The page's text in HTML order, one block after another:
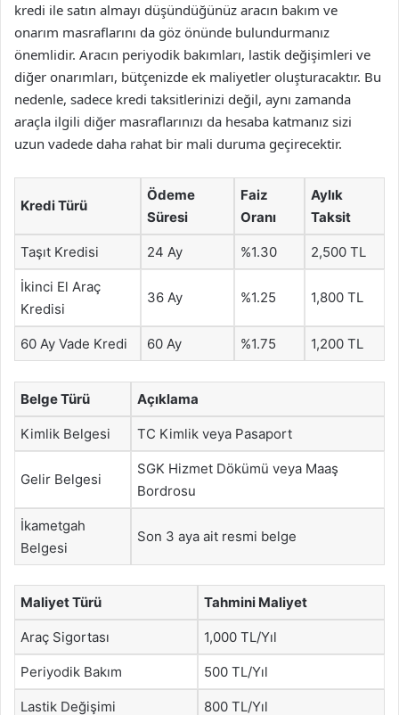
kredi ile satın almayı düşündüğünüz aracın bakım ve
onarım masraflarını da göz önünde bulundurmanız
önemlidir. Aracın periyodik bakımları, lastik değişimleri ve
diğer onarımları, bütçenizde ek maliyetler oluşturacaktır. Bu
nedenle, sadece kredi taksitlerinizi değil, aynı zamanda
araçla ilgili diğer masraflarınızı da hesaba katmanız sizi
uzun vadede daha rahat bir mali duruma geçirecektir.
Kredi Türü
Ödeme
Süresi
Faiz
Oranı
Aylık
Taksit
Taşıt Kredisi 24 Ay %1.30 2,500 TL
İkinci El Araç
Kredisi
36 Ay %1.25 1,800 TL
60 Ay Vade Kredi 60 Ay %1.75 1,200 TL
Belge Türü Açıklama
Kimlik Belgesi TC Kimlik veya Pasaport
Gelir Belgesi
SGK Hizmet Dökümü veya Maaş
Bordrosu
İkametgah
Belgesi
Son 3 aya ait resmi belge
Maliyet Türü Tahmini Maliyet
Araç Sigortası 1,000 TL/Yıl
Periyodik Bakım 500 TL/Yıl
Lastik Değişimi 800 TL/Yıl